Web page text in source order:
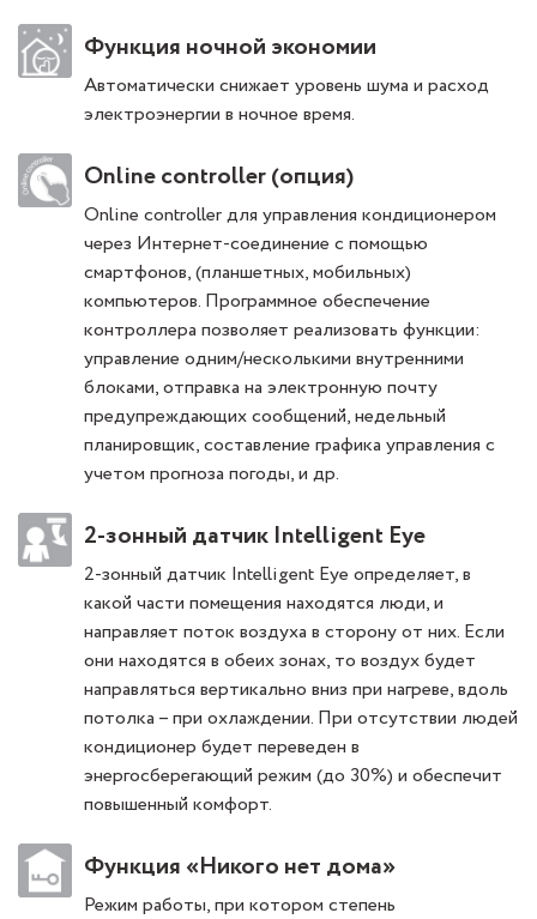
Функция ночной экономии
Автоматически снижает уровень шума и расход
электроэнергии в ночное время.
Online controller (опция)
Online controller для управления кондиционером
через Интернет-соединение с помощью
смартфонов, (планшетных, мобильных)
компьютеров. Программное обеспечение
контроллера позволяет реализовать функции:
управление одним/несколькими внутренними
блоками, отправка на электронную почту
предупреждающих сообщений, недельный
планировщик, составление графика управления с
учетом прогноза погоды, и др.
2-зонный датчик Intelligent Eye
2-зонный датчик Intelligent Eye определяет, в
какой части помещения находятся люди, и
направляет поток воздуха в сторону от них. Если
они находятся в обеих зонах, то воздух будет
направляться вертикально вниз при нагреве, вдоль
потолка – при охлаждении. При отсутствии людей
кондиционер будет переведен в
энергосберегающий режим (до 30%) и обеспечит
повышенный комфорт.
Функция «Никого нет дома»
Режим работы, при котором степень